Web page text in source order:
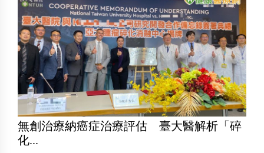
無創治療納癌症治療評估 臺大醫解析「碎
化...